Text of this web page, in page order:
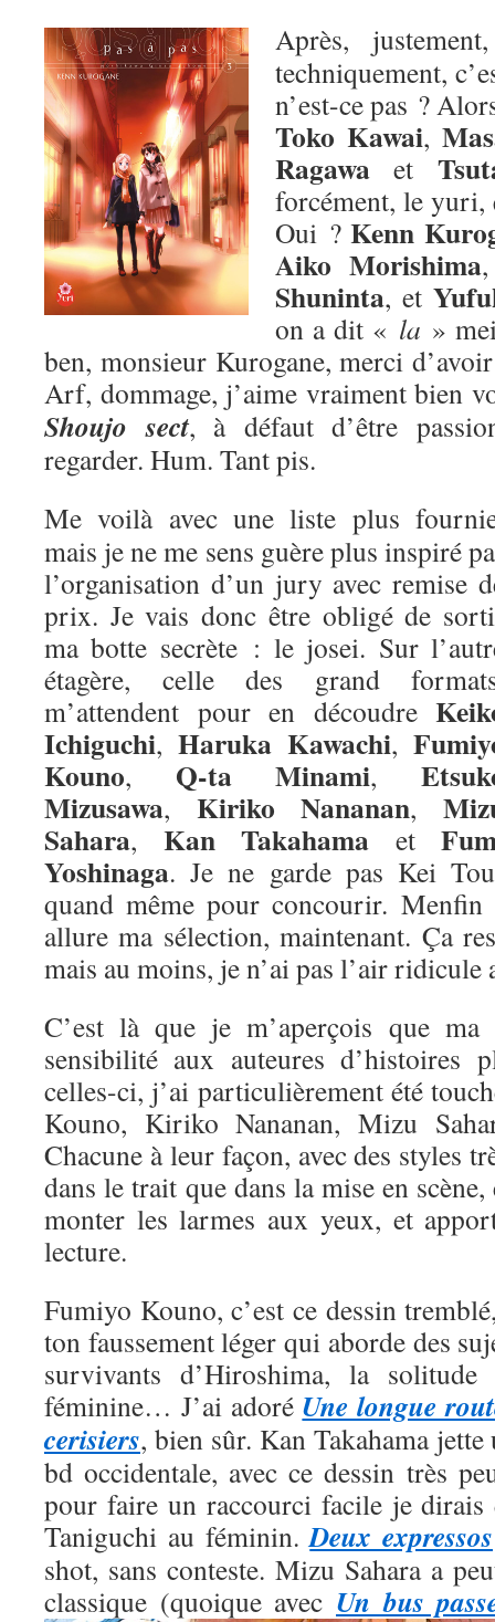
Après,
techniquement,
n’est-ce pas ?
Toko Kawai,
Ragawa et
forcément, le yuri,
Oui ?Kenn
Aiko Morishima
Shuninta, et
on a dit « la »
ben, monsieur Kurogane, merci
Arf, dommage, j’aime vraiment bien
Shoujo sect, à défaut d’être
regarder. Hum. Tant pis.
Me voilà avec une liste plus
mais je ne me sens guère plus inspiré
l’organisation d’un jury avec remise
prix. Je vais donc être obligé de
ma botte secrète : le josei. Sur
étagère, celle des grand
m’attendent pour en découdre
Ichiguchi, Haruka Kawachi,
Kouno, Q-ta Minami,
Mizusawa, Kiriko Nananan,
Sahara, Kan Takahama et
Yoshinaga. Je ne garde pas Kei
quand même pour concourir.
allure ma sélection, maintenant. Ça
mais au moins, je n’ai pas l’air ridicule
C’est là que je m’aperçois que
sensibilité aux auteures d’histoires
celles-ci, j’ai particulièrement été
Kouno, Kiriko Nananan, Mizu
Chacune à leur façon, avec des styles
dans le trait que dans la mise en
monter les larmes aux yeux, et
lecture.
Fumiyo Kouno, c’est ce dessin
ton faussement léger qui aborde des
survivants d’Hiroshima, la
féminine… J’ai adoré Une longue
cerisiers, bien sûr. Kan Takahama
bd occidentale, avec ce dessin très
pour faire un raccourci facile je dirais
Taniguchi au féminin.Deux expressos
shot, sans conteste. Mizu Sahara a
classique (quoique avec Un bus